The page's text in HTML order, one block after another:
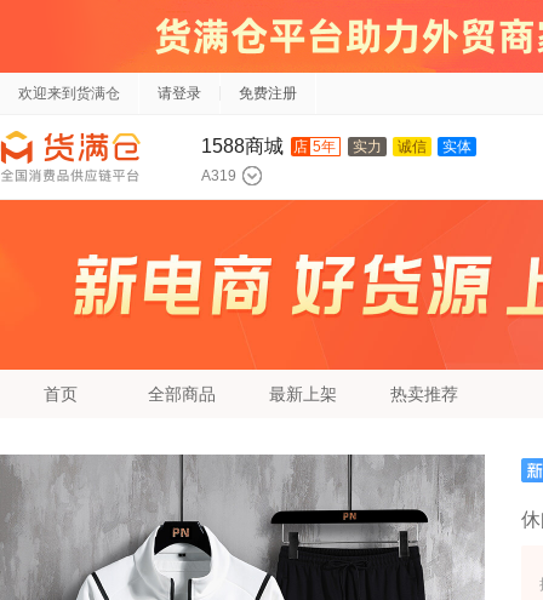
欢迎来到货满仓 请登录 免费注册
1588商城 店 5年 实力 诚信
实体
A319
首页 全部商品 最新上架 热卖推荐